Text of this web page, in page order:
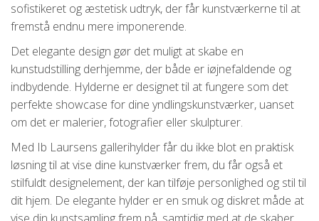
sofistikeret og æstetisk udtryk, der får kunstværkerne til at
fremstå endnu mere imponerende.
Det elegante design gør det muligt at skabe en
kunstudstilling derhjemme, der både er iøjnefaldende og
indbydende. Hylderne er designet til at fungere som det
perfekte showcase for dine yndlingskunstværker, uanset
om det er malerier, fotografier eller skulpturer.
Med Ib Laursens gallerihylder får du ikke blot en praktisk
løsning til at vise dine kunstværker frem, du får også et
stilfuldt designelement, der kan tilføje personlighed og stil til
dit hjem. De elegante hylder er en smuk og diskret måde at